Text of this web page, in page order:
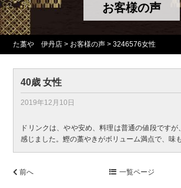
お客様の声
た藁や 伊丹店 > お客様の声 >3246576女性
40歳 女性
2019年12月10日
ドリンクは、やや安め、料理は普通の値段ですが
感じました。鰹の藁やきがボリューム満点で、味
前へ 一覧ページ